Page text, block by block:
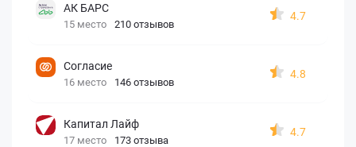
АК БАРС
15 место 210 отзывов
4.7
Согласие
16 место 146 отзывов
4.8
Капитал Лайф
17 место 173 отзыва
4.7